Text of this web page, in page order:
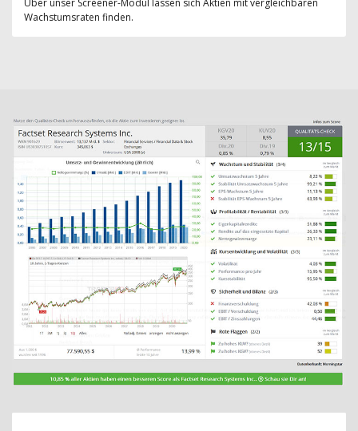
Über unser Screener-Modul lassen sich Aktien mit vergleichbaren
Wachstumsraten finden.